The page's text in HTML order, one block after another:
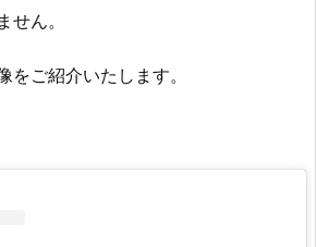
せん。
をご紹介いたします。